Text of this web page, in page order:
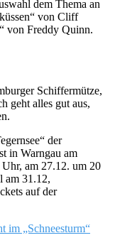
dem Thema an
von Cliff
von Freddy Quinn.
Schiffermütze,
geht alles gut aus,
der
in Warngau am
am 27.12. um 20
am 31.12,
auf der
im „Schneesturm“